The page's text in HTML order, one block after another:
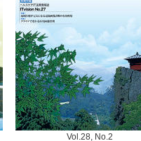
Vol.28, No.2